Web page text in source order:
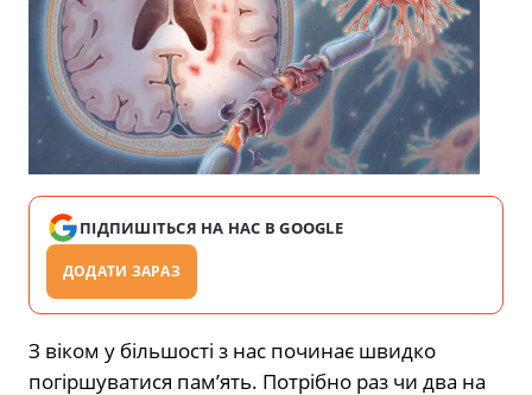
ПІДПИШІТЬСЯ НА НАС В GOOGLE
ДОДАТИ ЗАРАЗ
З віком у більшості з нас починає швидко
погіршуватися пам’ять. Потрібно раз чи два на